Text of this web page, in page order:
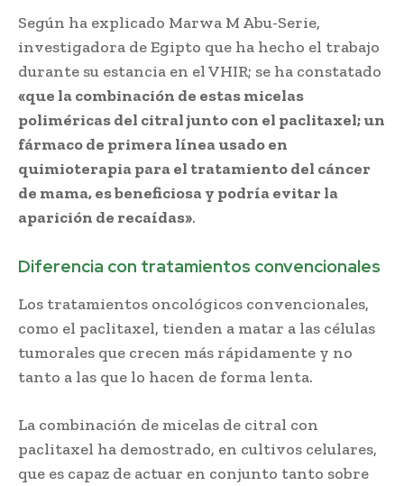
Según ha explicado Marwa M Abu-Serie,
investigadora de Egipto que ha hecho el trabajo
durante su estancia en el VHIR; se ha constatado
«que la combinación de estas micelas
poliméricas del citral junto con el paclitaxel; un
fármaco de primera línea usado en
quimioterapia para el tratamiento del cáncer
de mama, es beneficiosa y podría evitar la
aparición de recaídas».
Diferencia con tratamientos convencionales
Los tratamientos oncológicos convencionales,
como el paclitaxel, tienden a matar a las células
tumorales que crecen más rápidamente y no
tanto a las que lo hacen de forma lenta.
La combinación de micelas de citral con
paclitaxel ha demostrado, en cultivos celulares,
que es capaz de actuar en conjunto tanto sobre